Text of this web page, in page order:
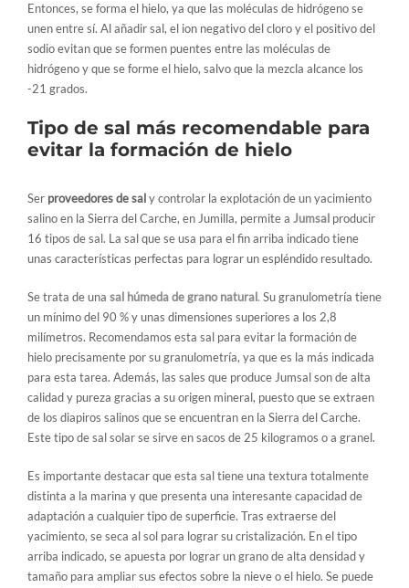
Entonces, se forma el hielo, ya que las moléculas de hidrógeno se
unen entre sí. Al añadir sal, el ion negativo del cloro y el positivo del
sodio evitan que se formen puentes entre las moléculas de
hidrógeno y que se forme el hielo, salvo que la mezcla alcance los
-21 grados.
Tipo de sal más recomendable para
evitar la formación de hielo
Ser proveedores de saly controlar la explotación de un yacimiento
salino en la Sierra del Carche, en Jumilla, permite a Jumsal producir
16 tipos de sal. La sal que se usa para el fin arriba indicado tiene
unas características perfectas para lograr un espléndido resultado.
Se trata de una sal húmeda de grano natural. Su granulometría tiene
un mínimo del 90 % y unas dimensiones superiores a los 2,8
milímetros. Recomendamos esta sal para evitar la formación de
hielo precisamente por su granulometría, ya que es la más indicada
para esta tarea. Además, las sales que produce Jumsal son de alta
calidad y pureza gracias a su origen mineral, puesto que se extraen
de los diapiros salinos que se encuentran en la Sierra del Carche.
Este tipo de sal solar se sirve en sacos de 25 kilogramos o a granel.
Es importante destacar que esta sal tiene una textura totalmente
distinta a la marina y que presenta una interesante capacidad de
adaptación a cualquier tipo de superficie. Tras extraerse del
yacimiento, se seca al sol para lograr su cristalización. En el tipo
arriba indicado, se apuesta por lograr un grano de alta densidad y
tamaño para ampliar sus efectos sobre la nieve o el hielo. Se puede